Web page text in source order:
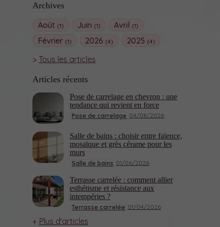
Archives
Août (1) Juin (1) Avril (1)
Février (1) 2026 (4) 2025 (4)
Tous les articles
Articles récents
Pose de carrelage 04/08/2026
Pose de carrelage en chevron : une
tendance qui revient en force
Salle de bains 01/06/2026
Salle de bains : choisir entre faïence,
mosaïque et grès cérame pour les
murs
Terrasse carrelée 01/04/2026
Terrasse carrelée : comment allier
esthétisme et résistance aux
intempéries ?
Plus d'articles